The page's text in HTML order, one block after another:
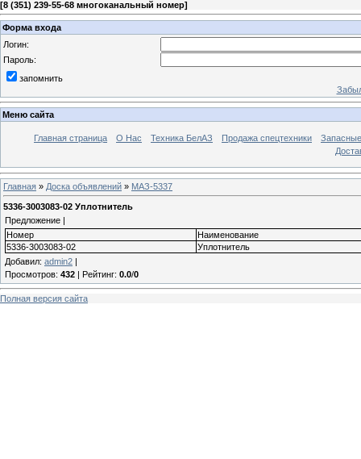
[8 (351) 239-55-68 многоканальный номер]
Форма входа
Логин:
Пароль:
запомнить
Меню сайта
Главная страница О Нас Техника БелАЗ Продажа спецтехники
Главная » Доска объявлений » МАЗ-5337
5336-3003083-02 Уплотнитель
Предложение |
Номер
Наименование
5336-3003083-02
Уплотнитель
Добавил: admin2 |
Просмотров: 432 | Рейтинг: 0.0/0
Полная версия сайта